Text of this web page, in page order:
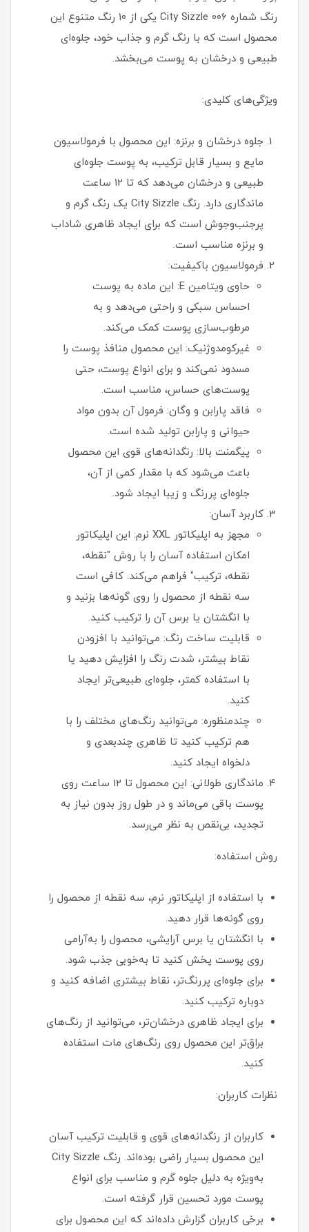
رنگ شماره 006 City Sizzle یکی از 10 رنگ متنوع این
محصول است که با رنگ گرم و جذاب خود، جلوه‌ای
طبیعی و درخشان به پوست می‌بخشد.
ویژگی‌های کلیدی:
جلوه درخشان و برنزه: این محصول با فرمولاسیون
مایع و بسیار قابل‌ ترکیب، به پوست جلوه‌ای
طبیعی و درخشان می‌دهد که تا 12 ساعت
ماندگاری دارد. رنگ City Sizzle یک رنگ گرم و
پرجنب‌وجوش است که برای ایجاد ظاهری شاداب
و برنزه مناسب است.
فرمولاسیون باکیفیت:
حاوی ویتامین E: این ماده به پوست
احساس سبکی و راحتی می‌دهد و به
مرطوب‌سازی پوست کمک می‌کند.
غیرکومدوژنیک: این محصول منافذ پوست را
مسدود نمی‌کند و برای انواع پوست، حتی
پوست‌های حساس، مناسب است.
فاقد پارابن و وگان: فرمول آن بدون مواد
حیوانی و پارابن تولید شده است.
پیگمنت بالا: رنگدانه‌های قوی این محصول
باعث می‌شود که با مقدار کمی از آن،
جلوه‌ای پررنگ و زیبا ایجاد شود.
کاربرد آسان:
مجهز به اپلیکاتور XXL نرم: این اپلیکاتور
امکان استفاده آسان را با روش "نقطه،
نقطه، ترکیب" فراهم می‌کند. کافی است
سه نقطه از محصول را روی گونه‌ها بزنید و
با انگشتان یا برس آن را ترکیب کنید.
قابلیت ساخت رنگ: می‌توانید با افزودن
نقاط بیشتر، شدت رنگ را افزایش دهید یا
با استفاده کمتر، جلوه‌ای طبیعی‌تر ایجاد
کنید.
چندمنظوره: می‌توانید رنگ‌های مختلف را با
هم ترکیب کنید تا ظاهری چندبعدی و
دلخواه ایجاد کنید.
ماندگاری طولانی: این محصول تا 12 ساعت روی
پوست باقی می‌ماند و در طول روز بدون نیاز به
تجدید، بی‌نقص به نظر می‌رسد.
روش استفاده:
با استفاده از اپلیکاتور نرم، سه نقطه از محصول را
روی گونه‌ها قرار دهید.
با انگشتان یا برس آرایشی، محصول را به‌آرامی
روی پوست پخش کنید تا به‌خوبی جذب شود.
برای جلوه‌ای پررنگ‌تر، نقاط بیشتری اضافه کنید و
دوباره ترکیب کنید.
برای ایجاد ظاهری درخشان‌تر، می‌توانید از رنگ‌های
براق‌تر این محصول روی رنگ‌های مات استفاده
کنید.
نظرات کاربران:
کاربران از رنگدانه‌های قوی و قابلیت ترکیب آسان
این محصول بسیار راضی بوده‌اند. رنگ City Sizzle
به‌ویژه به دلیل جلوه گرم و مناسب برای انواع
پوست مورد تحسین قرار گرفته است.
برخی کاربران گزارش داده‌اند که این محصول برای